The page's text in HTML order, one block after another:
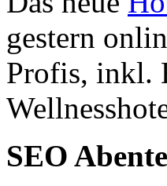
gestern
Profis, inkl.
SEO